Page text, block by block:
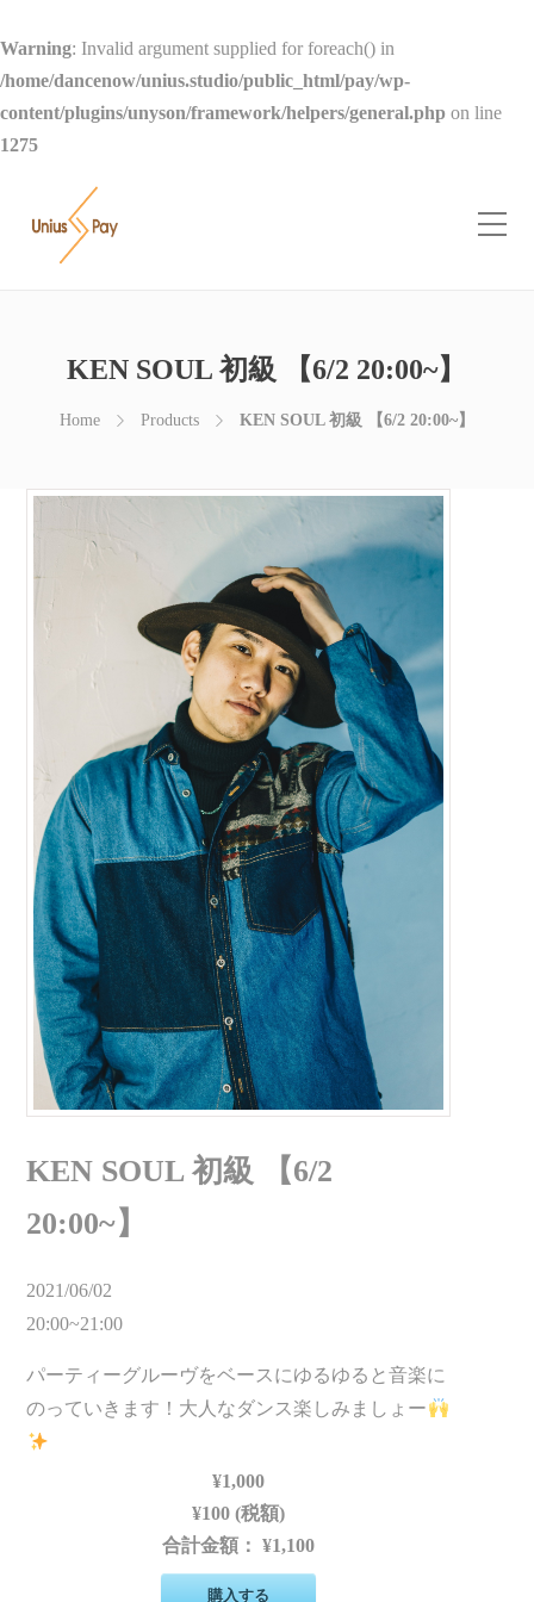
Warning: Invalid argument supplied for foreach() in
/home/dancenow/unius.studio/public_html/pay/wp-
content/plugins/unyson/framework/helpers/general.php on line
1275
KEN SOUL 初級 【6/2 20:00~】
Home Products KEN SOUL 初級 【6/2 20:00~】
KEN SOUL 初級 【6/2
20:00~】
2021/06/02
20:00~21:00
パーティーグルーヴをベースにゆるゆると音楽に
のっていきます！大人なダンス楽しみましょー
¥1,000
¥100 (税額)
合計金額：¥1,100
購入する